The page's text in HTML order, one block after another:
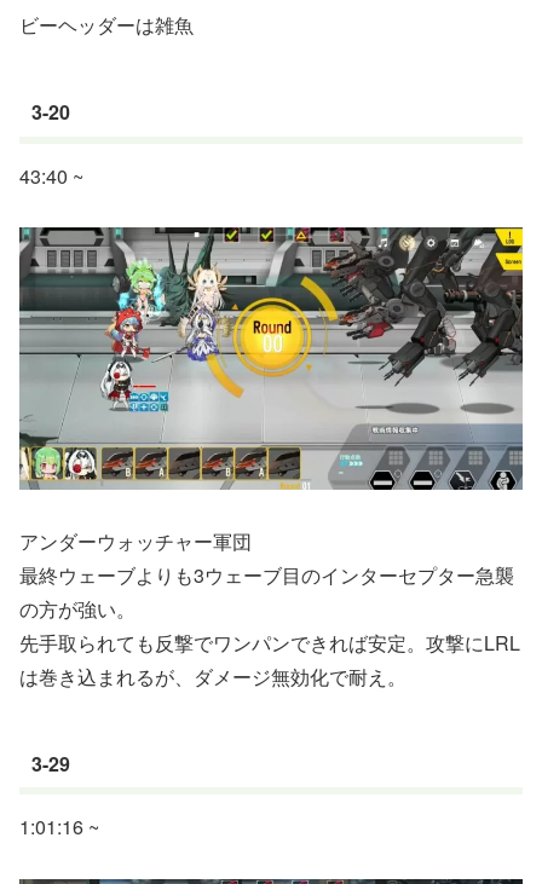
ビーヘッダーは雑魚
3-20
43:40 ~
アンダーウォッチャー軍団
最終ウェーブよりも3ウェーブ目のインターセプター急襲
の方が強い。
先手取られても反撃でワンパンできれば安定。攻撃にLRL
は巻き込まれるが、ダメージ無効化で耐え。
3-29
1:01:16 ~